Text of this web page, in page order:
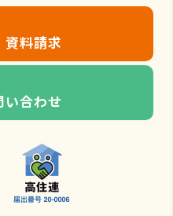
資料請求
い合わせ